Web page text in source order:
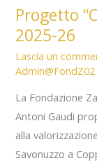
Progetto
2025-26
Lascia un
Admin@FondZ02
La Fondazione
Antoni Gaudi
alla
Savonuzzo a